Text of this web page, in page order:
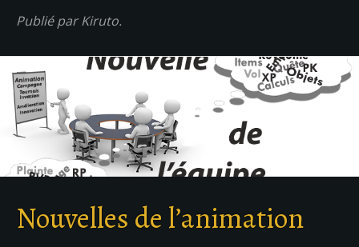
Publié par Kiruto.
Nouvelles de l’animation